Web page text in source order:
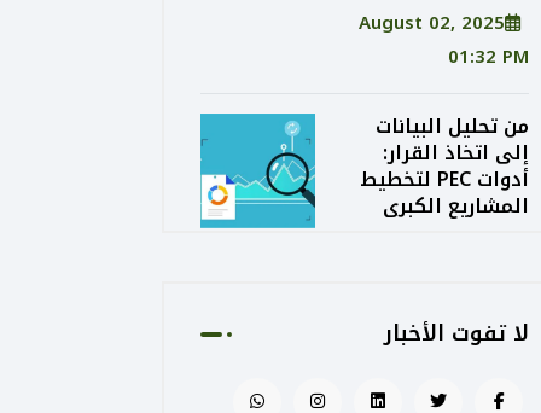
August 02, 2025
01:32 PM
من تحليل البيانات
إلى اتخاذ القرار:
أدوات PEC لتخطيط
المشاريع الكبرى
الاستدامة الاقتصادية
توازن PEC بين
لا تفوت الأخبار